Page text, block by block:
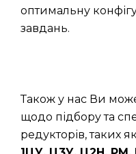
оптимальну
завдань.
Також у нас Ви
щодо підбору та
редукторів, таких